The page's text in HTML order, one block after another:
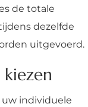
de totale
dezelfde
uitgevoerd.
uw individuele